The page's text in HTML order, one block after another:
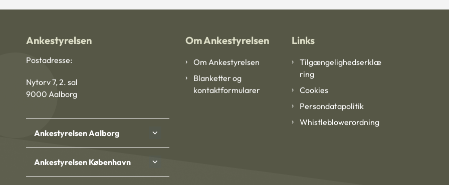
Ankestyrelsen
Postadresse:
Nytorv 7, 2. sal
9000 Aalborg
Ankestyrelsen Aalborg
Ankestyrelsen København
Om Ankestyrelsen
Om Ankestyrelsen
Blanketter og
kontaktformularer
Links
Tilgængelighedserklæ
ring
Cookies
Persondatapolitik
Whistleblowerordning